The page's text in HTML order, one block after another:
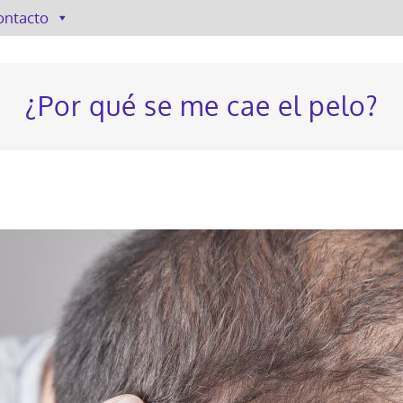
¿Por qué se me cae el pelo?